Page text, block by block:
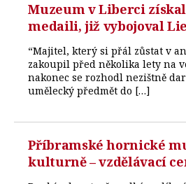
Muzeum v Liberci
medaili, již vybojoval
“Majitel, který si přál zůstat v
zakoupil před několika lety na
nakonec se rozhodl nezištně
umělecký předmět do […]
Příbramské hornické
kulturně – vzdělávací